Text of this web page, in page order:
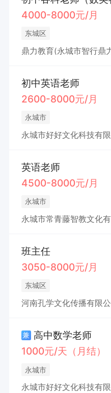
4000-8000元/月
东城区
鼎力教育(永城市智行鼎
初中英语老师
2600-8000元/月
永城市
永城市好好文化科技有
英语老师
4500-8000元/月
永城市
永城市常青藤智教文化
班主任
3050-8000元/月
东城区
河南孔学文化传播有限
兼 高中数学老师
1000元/天（月结）
永城市
永城市好好文化科技有